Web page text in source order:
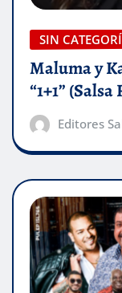
SIN
Maluma y
“1+1”
Editores